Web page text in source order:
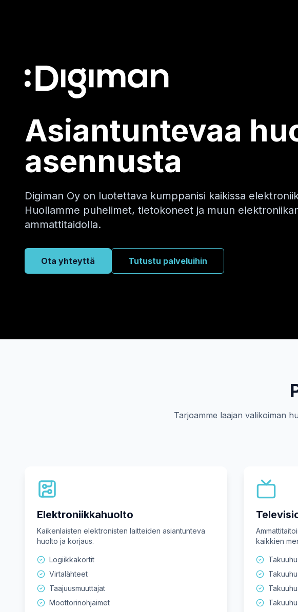
Asiantuntevaa
asennusta
Digiman Oy on luotettava kumppanisi kaikissa
Huollamme puhelimet, tietokoneet ja muun
ammattitaidolla.
Ota yhteyttä Tutustu palveluihin
Tarjoamme laajan valikoiman
Elektroniikkahuolto
Kaikenlaisten elektronisten laitteiden asiantunteva
huolto ja korjaus.
Logiikkakortit
Virtalähteet
Taajuusmuuttajat
Moottorinohjaimet
kaikkien